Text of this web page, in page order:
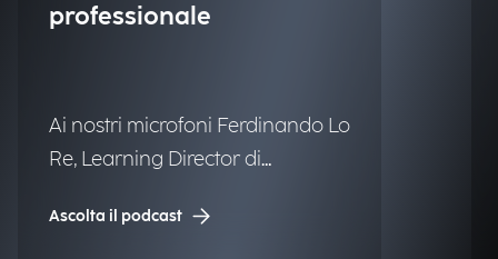
professionale
Ai nostri microfoni Ferdinando Lo
Re, Learning Director di
Ascolta il podcast